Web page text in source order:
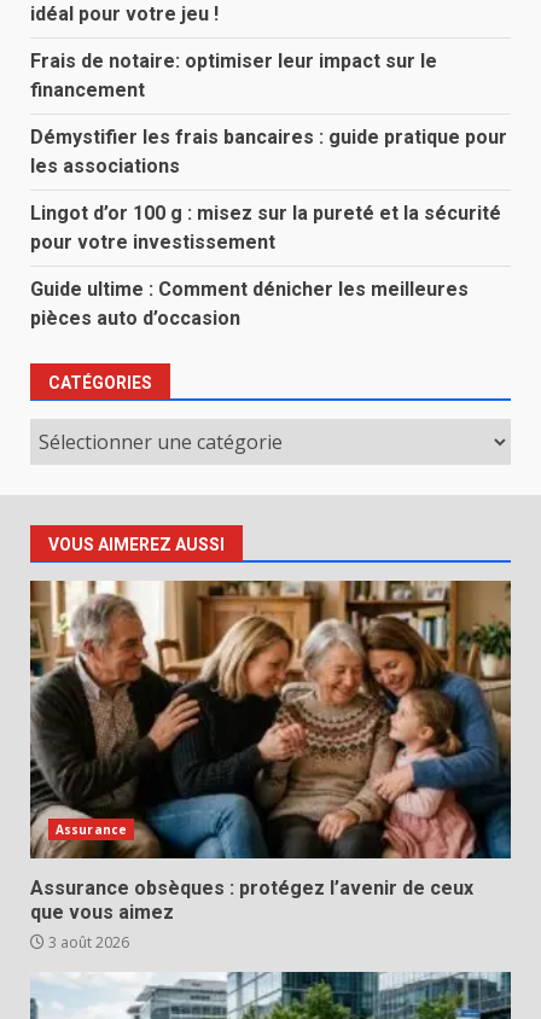
idéal pour votre jeu !
Frais de notaire: optimiser leur impact sur le
financement
Démystifier les frais bancaires : guide pratique pour
les associations
Lingot d’or 100 g : misez sur la pureté et la sécurité
pour votre investissement
Guide ultime : Comment dénicher les meilleures
pièces auto d’occasion
CATÉGORIES
Catégories
VOUS AIMEREZ AUSSI
Assurance
Assurance obsèques : protégez l’avenir de ceux
que vous aimez
3 août 2026